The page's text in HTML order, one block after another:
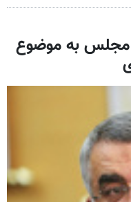
مجلس به موضوع